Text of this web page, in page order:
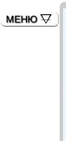
МЕНЮ